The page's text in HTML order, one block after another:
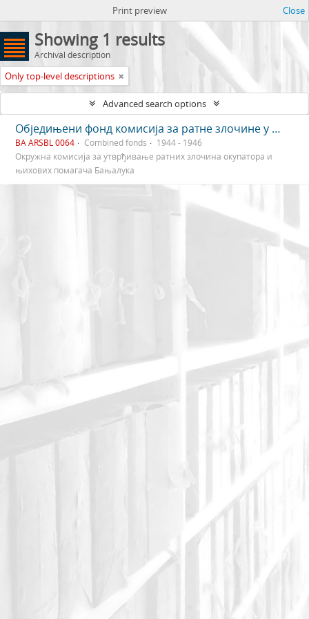
Print preview Close
Showing 1 results
Archival description
Only top-level descriptions
Advanced search options
Обједињени фонд комисија за ратне злочине у Бањалуци
BA ARSBL 0064 Combined fonds
1944 - 1946
Окружна комисија за утврђивање ратних злочина окупатора и
њихових помагача Бањалука